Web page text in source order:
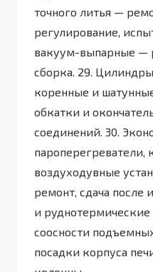
точного литья —
регулирование,
вакуум-выпарные —
сборка. 29.
коренные и
обкатки и
соединений. 30.
пароперегреватели,
воздуходувные
ремонт, сдача после
и
соосности
посадки корпуса